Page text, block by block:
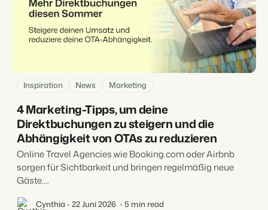
Inspiration News Marketing
4 Marketing-Tipps, um deine
Direktbuchungen zu steigern und die
Abhängigkeit von OTAs zu reduzieren
Online Travel Agencies wie Booking.com oder Airbnb
sorgen für Sichtbarkeit und bringen regelmäßig neue
Gäste....
Cynthia 22 Juni 2026 5 min read